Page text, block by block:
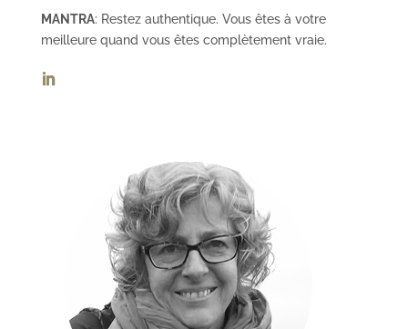
MANTRA: Restez authentique. Vous êtes à votre
meilleure quand vous êtes complètement vraie.